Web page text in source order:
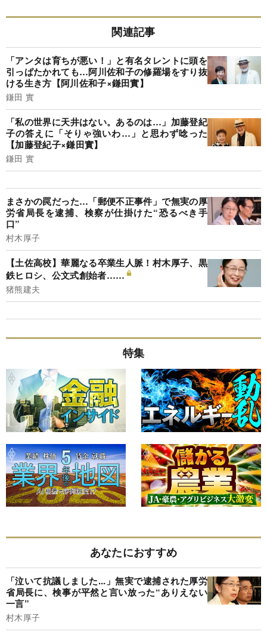
関連記事
「アンタは育ちが悪い！」と有名タレントに頭を
引っぱたかれても…阿川佐和子の修羅場をすり抜
ける生き方【阿川佐和子×鎌田實】
鎌田 實
「私の世界に天井はない。あるのは…」加藤登紀
子の答えに「そりゃ強いわ…」と思わず唸った
【加藤登紀子×鎌田實】
鎌田 實
まさかの罠だった…「郵便不正事件」で無実の厚
労省局長を逮捕、検察が仕掛けた“恐るべき手
口”
村木厚子
【土佐高校】華麗なる卒業生人脈！村木厚子、黒
鉄ヒロシ、公文式創始者……
猪熊建夫
特集
あなたにおすすめ
「泣いて抗議しました...」無実で逮捕された厚労
省局長に、検事が平然と言い放った“ありえない
一言”
村木厚子